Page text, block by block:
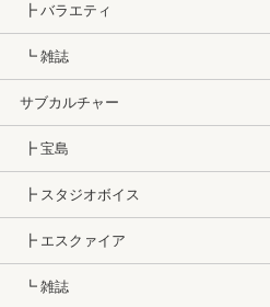
┣ バラエティ
┗ 雑誌
サブカルチャー
┣ 宝島
┣ スタジオボイス
┣ エスクァイア
┗ 雑誌